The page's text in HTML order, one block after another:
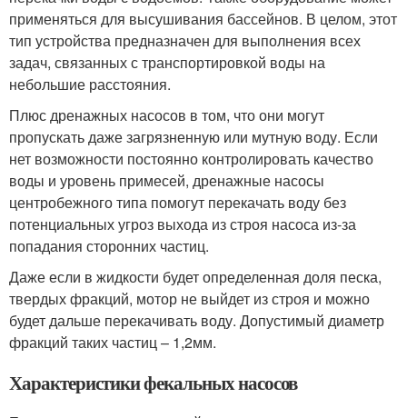
применяться для высушивания бассейнов. В целом, этот
тип устройства предназначен для выполнения всех
задач, связанных с транспортировкой воды на
небольшие расстояния.
Плюс дренажных насосов в том, что они могут
пропускать даже загрязненную или мутную воду. Если
нет возможности постоянно контролировать качество
воды и уровень примесей, дренажные насосы
центробежного типа помогут перекачать воду без
потенциальных угроз выхода из строя насоса из-за
попадания сторонних частиц.
Даже если в жидкости будет определенная доля песка,
твердых фракций, мотор не выйдет из строя и можно
будет дальше перекачивать воду. Допустимый диаметр
фракций таких частиц – 1,2мм.
Характеристики фекальных насосов